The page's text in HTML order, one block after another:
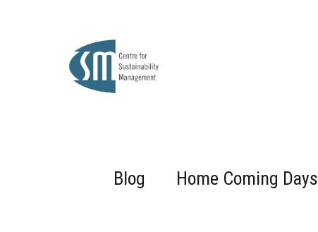
Blog Home Coming Days